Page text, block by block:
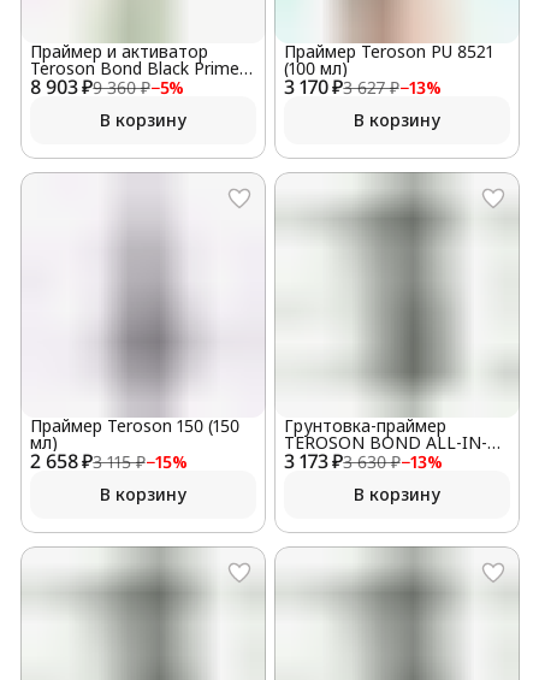
8 903 ₽9 360 ₽−5%
Праймер и активатор
Teroson Bond Black Primer
BO (PU 8517) 500 мл
В корзину
3 170 ₽3 627 ₽−13%
Праймер Teroson PU 8521
(100 мл)
В корзину
2 658 ₽3 115 ₽−15%
Праймер Teroson 150 (150
мл)
В корзину
3 173 ₽3 630 ₽−13%
Грунтовка-праймер
TEROSON BOND ALL-IN-
ONE-PRIMER (PU 8519P) 100
мл
В корзину